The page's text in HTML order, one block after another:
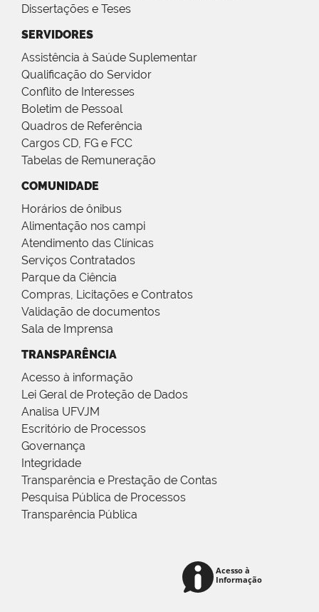
Dissertações e Teses
SERVIDORES
Assistência à Saúde Suplementar
Qualificação do Servidor
Conflito de Interesses
Boletim de Pessoal
Quadros de Referência
Cargos CD, FG e FCC
Tabelas de Remuneração
COMUNIDADE
Horários de ônibus
Alimentação nos campi
Atendimento das Clínicas
Serviços Contratados
Parque da Ciência
Compras, Licitações e Contratos
Validação de documentos
Sala de Imprensa
TRANSPARÊNCIA
Acesso à informação
Lei Geral de Proteção de Dados
Analisa UFVJM
Escritório de Processos
Governança
Integridade
Transparência e Prestação de Contas
Pesquisa Pública de Processos
Transparência Pública